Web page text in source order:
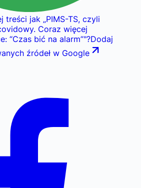
treści jak „PIMS-TS, czyli
Coraz więcej
“Czas bić na alarm”"?Dodaj
źródeł w Google